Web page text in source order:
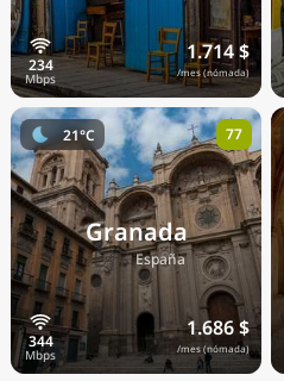
1.714 $
/mes (nómada)
Granada
🇪🇸España
1.686 $
/mes (nómada)
21°C 77